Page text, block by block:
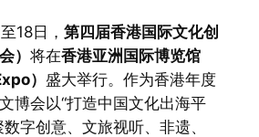
18日， 第四届香港国际文化创
） 将在香港亚洲国际博览馆
） 盛大举行。作为香港年度
博会以“打造中国文化出海平
字创意、文旅视听、非遗、